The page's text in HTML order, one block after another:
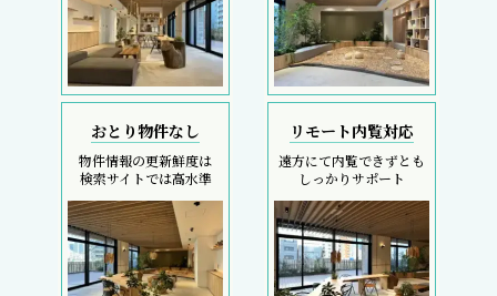
おとり物件なし
物件情報の更新鮮度は
検索サイトでは高水準
リモート内覧対応
遠方にて内覧できずとも
しっかりサポート